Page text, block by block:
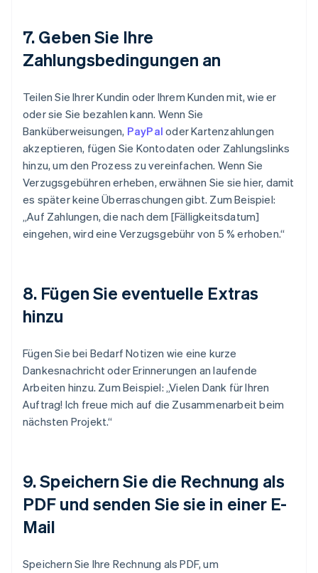
7. Geben Sie Ihre
Zahlungsbedingungen an
Teilen Sie Ihrer Kundin oder Ihrem Kunden mit, wie er
oder sie Sie bezahlen kann. Wenn Sie
Banküberweisungen, PayPal oder Kartenzahlungen
akzeptieren, fügen Sie Kontodaten oder Zahlungslinks
hinzu, um den Prozess zu vereinfachen. Wenn Sie
Verzugsgebühren erheben, erwähnen Sie sie hier, damit
es später keine Überraschungen gibt. Zum Beispiel:
„Auf Zahlungen, die nach dem [Fälligkeitsdatum]
eingehen, wird eine Verzugsgebühr von 5 % erhoben.“
8. Fügen Sie eventuelle Extras
hinzu
Fügen Sie bei Bedarf Notizen wie eine kurze
Dankesnachricht oder Erinnerungen an laufende
Arbeiten hinzu. Zum Beispiel: „Vielen Dank für Ihren
Auftrag! Ich freue mich auf die Zusammenarbeit beim
nächsten Projekt.“
9. Speichern Sie die Rechnung als
PDF und senden Sie sie in einer E-
Mail
Speichern Sie Ihre Rechnung als PDF, um